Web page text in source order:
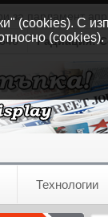
за парламент
Радиация:
Технологии
(cookies). С
(cookies).